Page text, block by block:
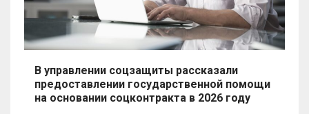
В управлении соцзащиты рассказали
предоставлении государственной помощи
на основании соцконтракта в 2026 году